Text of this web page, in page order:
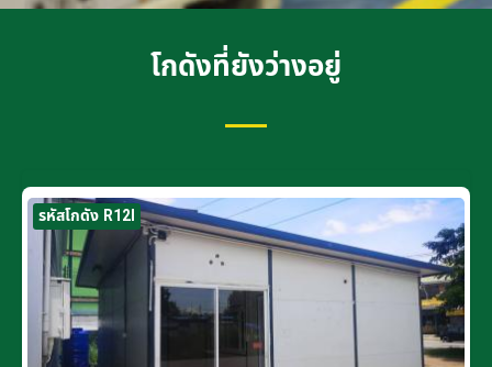
โกดังที่ยังว่างอยู่
รหัสโกดัง R12I